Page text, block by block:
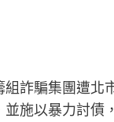
詐騙集團遭北
並施以暴力討債